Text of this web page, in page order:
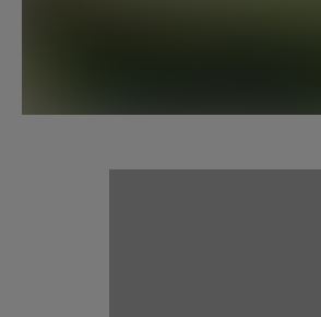
animaux. Les pâtures, bien
généreusement réparties autour